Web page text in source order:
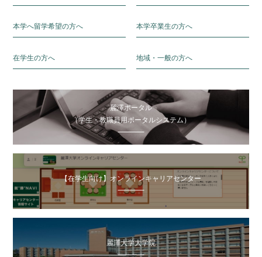
本学へ留学希望の方へ 本学卒業生の方へ
在学生の方へ 地域・一般の方へ
麗澤ポータル
（学生・教職員用ポータルシステム）
【在学生向け】オンラインキャリアセンター
麗澤大学大学院